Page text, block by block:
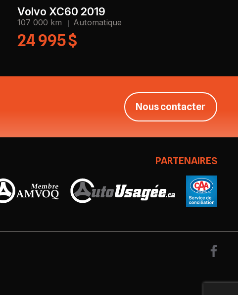
Volvo XC60 2019
107 000 km Automatique
24 995 $
Nous contacter
PARTENAIRES